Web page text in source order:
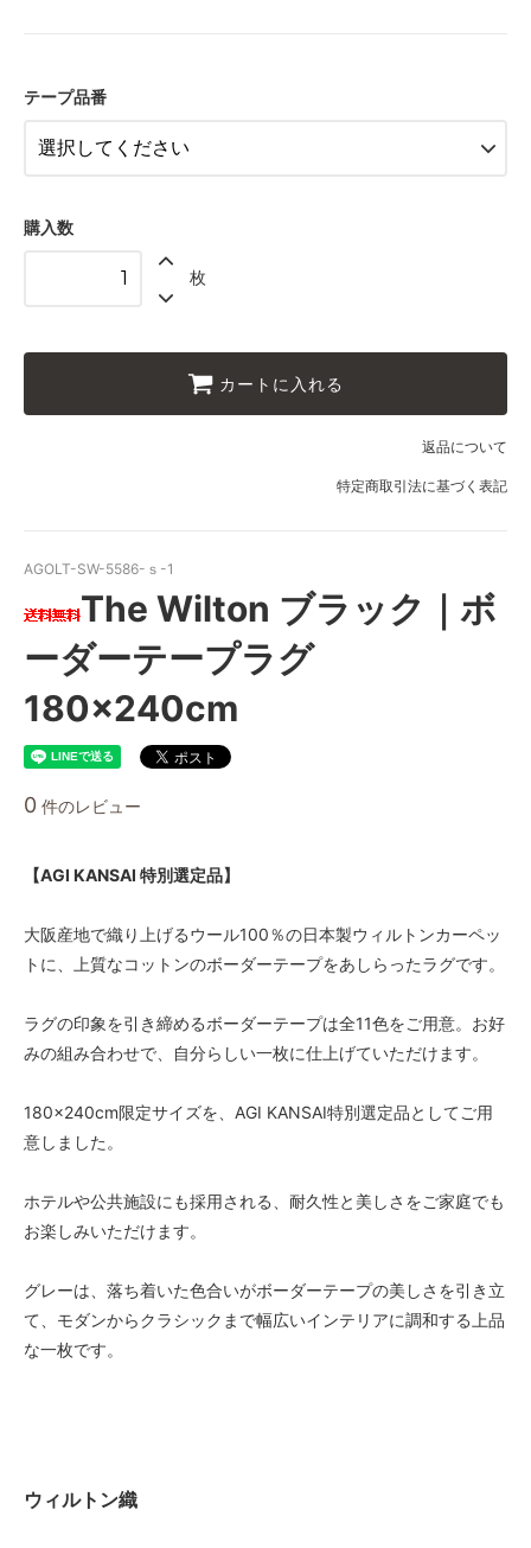
テープ品番
購入数
枚
カートに入れる
返品について
特定商取引法に基づく表記
AGOLT-SW-5586-ｓ-1
The Wilton ブラック｜ボ
ーダーテープラグ
180×240cm
0 件のレビュー
【AGI KANSAI 特別選定品】
大阪産地で織り上げるウール100％の日本製ウィルトンカーペッ
トに、上質なコットンのボーダーテープをあしらったラグです。
ラグの印象を引き締めるボーダーテープは全11色をご用意。お好
みの組み合わせで、自分らしい一枚に仕上げていただけます。
180×240cm限定サイズを、AGI KANSAI特別選定品としてご用
意しました。
ホテルや公共施設にも採用される、耐久性と美しさをご家庭でも
お楽しみいただけます。
グレーは、落ち着いた色合いがボーダーテープの美しさを引き立
て、モダンからクラシックまで幅広いインテリアに調和する上品
な一枚です。
ウィルトン織